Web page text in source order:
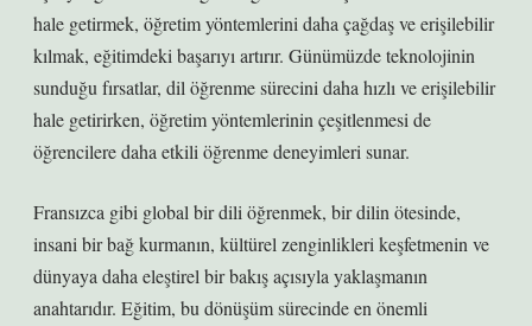
hale getirmek, öğretim yöntemlerini daha çağdaş ve erişilebilir
kılmak, eğitimdeki başarıyı artırır. Günümüzde teknolojinin
sunduğu fırsatlar, dil öğrenme sürecini daha hızlı ve erişilebilir
hale getirirken, öğretim yöntemlerinin çeşitlenmesi de
öğrencilere daha etkili öğrenme deneyimleri sunar.
Fransızca gibi global bir dili öğrenmek, bir dilin ötesinde,
insani bir bağ kurmanın, kültürel zenginlikleri keşfetmenin ve
dünyaya daha eleştirel bir bakış açısıyla yaklaşmanın
anahtarıdır. Eğitim, bu dönüşüm sürecinde en önemli